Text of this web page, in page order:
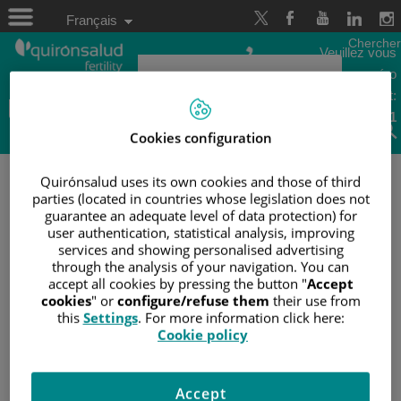
Passer
au
contenu
Veuillez vous
renseigner au numéro
suivant:
900 903 741
Sélecteur
de
langue
Langue
Active
Français
Chercher
ACCUEIL/ DESEO CONCEBIDO/DIÁLOGOS EFE
SALUD: INNOVACIÓN EN FERTILIDAD
DIÁLOGOS EFE SALUD:
INNOVACIÓN EN FERTILIDAD
Cookies configuration
Quirónsalud uses its own cookies and those of third
parties (located in countries whose legislation does not
guarantee an adequate level of data protection) for
user authentication, statistical analysis, improving
services and showing personalised advertising
through the analysis of your navigation. You can
accept all cookies by pressing the button "Accept
cookies" or configure/refuse them their use from
this Settings. For more information click here:
Cookie policy
Accept